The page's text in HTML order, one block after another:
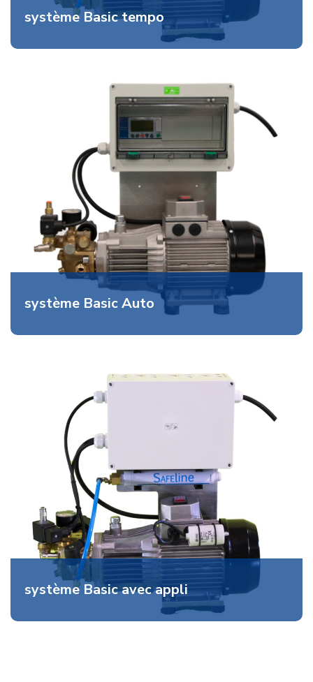
système Basic tempo
système Basic Auto
système Basic avec appli